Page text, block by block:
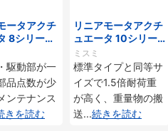
ータアクチ
8シリーズ
プ インクリ
・アブソリ
様
駆動部が一
品点数が少
ンテナンス
きを読む
リニアモータアクチ
ュエータ 10シリー
ズ 標準タイプ 重荷
重 インクリメンタ
ル・アブソリュート
仕様
ミスミ
標準タイプと同等サ
イズで1.5倍耐荷重
が高く、重量物の搬
送...続きを読む